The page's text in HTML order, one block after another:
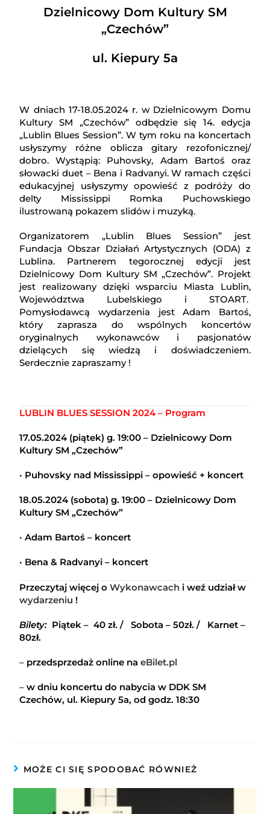
Dzielnicowy Dom Kultury SM
„Czechów”
ul. Kiepury 5a
W dniach 17-18.05.2024 r. w Dzielnicowym Domu
Kultury SM „Czechów” odbędzie się 14. edycja
„Lublin Blues Session”. W tym roku na koncertach
usłyszymy różne oblicza gitary rezofonicznej/
dobro. Wystąpią: Puhovsky, Adam Bartoś oraz
słowacki duet – Bena i Radvanyi. W ramach części
edukacyjnej usłyszymy opowieść z podróży do
delty Mississippi Romka Puchowskiego
ilustrowaną pokazem slidów i muzyką.
Organizatorem „Lublin Blues Session” jest
Fundacja Obszar Działań Artystycznych (ODA) z
Lublina. Partnerem tegorocznej edycji jest
Dzielnicowy Dom Kultury SM „Czechów”. Projekt
jest realizowany dzięki wsparciu Miasta Lublin,
Województwa Lubelskiego i STOART.
Pomysłodawcą wydarzenia jest Adam Bartoś,
który zaprasza do wspólnych koncertów
oryginalnych wykonawców i pasjonatów
dzielących się wiedzą i doświadczeniem.
Serdecznie zapraszamy !
LUBLIN BLUES SESSION 2024 – Program
17.05.2024 (piątek) g. 19:00 – Dzielnicowy Dom
Kultury SM „Czechów”
• Puhovsky nad Mississippi – opowieść + koncert
18.05.2024 (sobota) g. 19:00 – Dzielnicowy Dom
Kultury SM „Czechów”
• Adam Bartoś – koncert
• Bena & Radvanyi – koncert
Przeczytaj więcej oWykonawcach i weź udział w
wydarzeniu !
Bilety: Piątek – 40 zł. / Sobota – 50zł. / Karnet –
80zł.
– przedsprzedaż online naeBilet.pl
–w dniu koncertu do nabycia w DDK SM
Czechów, ul. Kiepury 5a, od godz. 18:30
MOŻE CI SIĘ SPODOBAĆ RÓWNIEŻ